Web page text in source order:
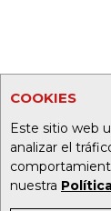
COOKIES
Este sitio web
analizar el
nuestra